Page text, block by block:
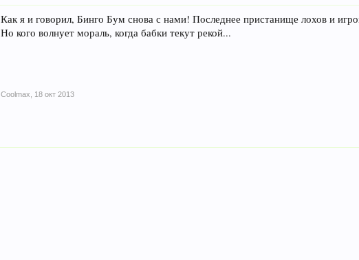
Как я и говорил, Бинго Бум снова с нами! Последнее пристанище лохов и
Но кого волнует мораль, когда бабки текут рекой...
Coolmax 18 окт 2013